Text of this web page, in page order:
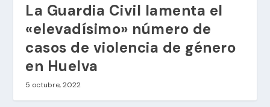
La Guardia Civil lamenta el
«elevadísimo» número de
casos de violencia de género
en Huelva
5 octubre, 2022